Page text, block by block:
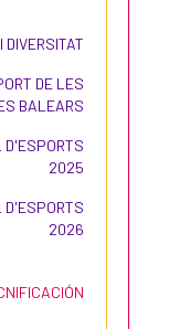
DIVERSITAT
DE LES
BALEARS
D'ESPORTS
2025
D'ESPORTS
2026